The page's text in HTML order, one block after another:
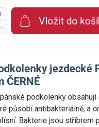
Vložit do
jezdecké
ČERNÉ
pánské podkolenky
působí antibakteriálně, a
Bakterie jsou stříbrem